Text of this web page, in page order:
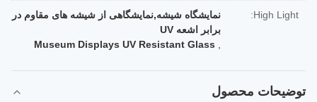
High Light:
نمایشگاه شیشه,نمایشگاهی از شیشه های مقاوم در
برابر اشعه UV
Museum Displays UV Resistant Glass
توضیحات محصول